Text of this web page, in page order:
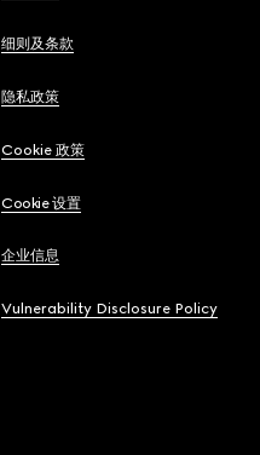
细则及条款
隐私政策
Cookie 政策
Cookie 设置
企业信息
Vulnerability Disclosure Policy